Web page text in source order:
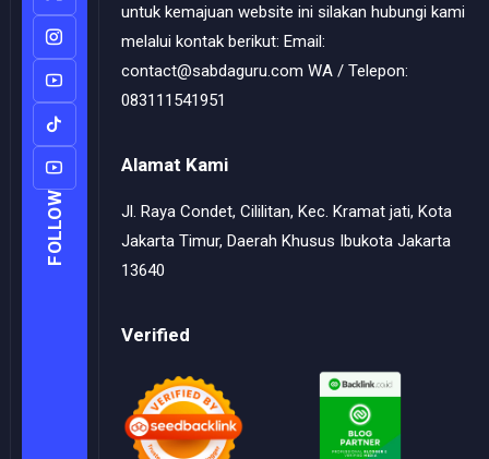
FOLLOW
untuk kemajuan website ini silakan hubungi kami
melalui kontak berikut: Email:
contact@sabdaguru.com WA / Telepon:
083111541951
Alamat Kami
Jl. Raya Condet, Cililitan, Kec. Kramat jati, Kota
Jakarta Timur, Daerah Khusus Ibukota Jakarta
13640
Verified